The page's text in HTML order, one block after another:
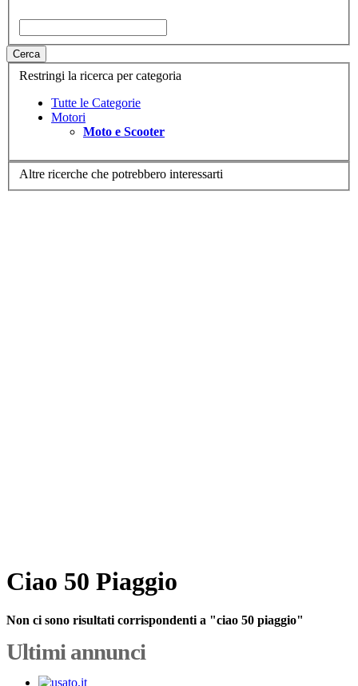
Cerca
Restringi la ricerca per categoria
Tutte le Categorie
Motori
Moto e Scooter
Altre ricerche che potrebbero interessarti
Ciao 50 Piaggio
Non ci sono risultati corrispondenti a "ciao 50 piaggio"
Ultimi annunci